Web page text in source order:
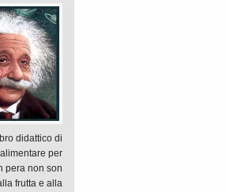
didattico di
per
pera non son
frutta e alla